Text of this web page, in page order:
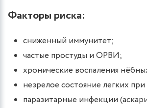
Факторы риска:
сниженный иммунитет;
частые простуды и ОРВИ;
хронические воспаления
незрелое состояние легких
паразитарные инфекции